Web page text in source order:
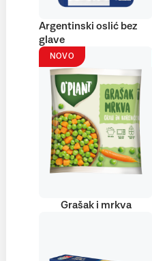
Argentinski oslić bez
glave
NOVO
Grašak i mrkva